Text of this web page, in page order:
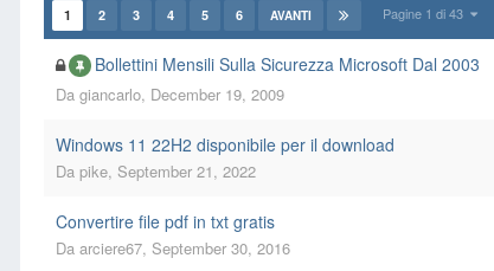
1 2 3 4 5 6 AVANTI Pagine 1 di 43
Bollettini Mensili Sulla Sicurezza Microsoft Dal 2003
Da giancarlo, December 19, 2009
Windows 11 22H2 disponibile per il download
Da pike, September 21, 2022
Convertire file pdf in txt gratis
Da arciere67, September 30, 2016